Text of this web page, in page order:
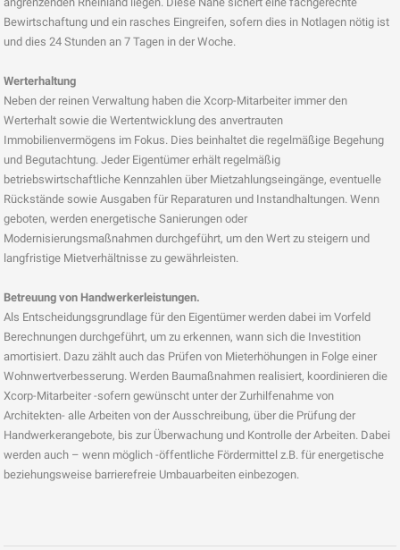
Bewirtschaftung und ein rasches Eingreifen, sofern dies in Notlagen nötig ist
und dies 24 Stunden an 7 Tagen in der Woche.
Werterhaltung
Neben der reinen Verwaltung haben die Xcorp-Mitarbeiter immer den
Werterhalt sowie die Wertentwicklung des anvertrauten
Immobilienvermögens im Fokus. Dies beinhaltet die regelmäßige Begehung
und Begutachtung. Jeder Eigentümer erhält regelmäßig
betriebswirtschaftliche Kennzahlen über Mietzahlungseingänge, eventuelle
Rückstände sowie Ausgaben für Reparaturen und Instandhaltungen. Wenn
geboten, werden energetische Sanierungen oder
Modernisierungsmaßnahmen durchgeführt, um den Wert zu steigern und
langfristige Mietverhältnisse zu gewährleisten.
Betreuung von Handwerkerleistungen.
Als Entscheidungsgrundlage für den Eigentümer werden dabei im Vorfeld
Berechnungen durchgeführt, um zu erkennen, wann sich die Investition
amortisiert. Dazu zählt auch das Prüfen von Mieterhöhungen in Folge einer
Wohnwertverbesserung. Werden Baumaßnahmen realisiert, koordinieren die
Xcorp-Mitarbeiter -sofern gewünscht unter der Zurhilfenahme von
Architekten- alle Arbeiten von der Ausschreibung, über die Prüfung der
Handwerkerangebote, bis zur Überwachung und Kontrolle der Arbeiten. Dabei
werden auch – wenn möglich -öffentliche Fördermittel z.B. für energetische
beziehungsweise barrierefreie Umbauarbeiten einbezogen.